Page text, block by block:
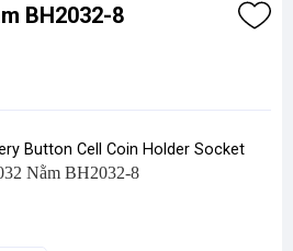
BH2032-8
Button Cell Coin Holder Socket
Nằm BH2032-8